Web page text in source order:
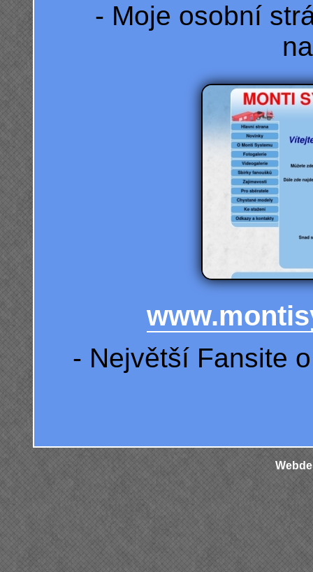
- Moje osobní
- Největší Fansite